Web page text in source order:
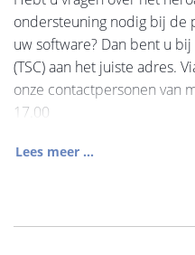
ondersteuning nodig bij de
uw software? Dan bent u
(TSC) aan het juiste adres.
onze contactpersonen van
17.00
Lees meer ...